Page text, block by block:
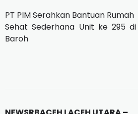
PT PIM Serahkan Bantuan Rumah
Sehat Sederhana Unit ke 295
Baroh